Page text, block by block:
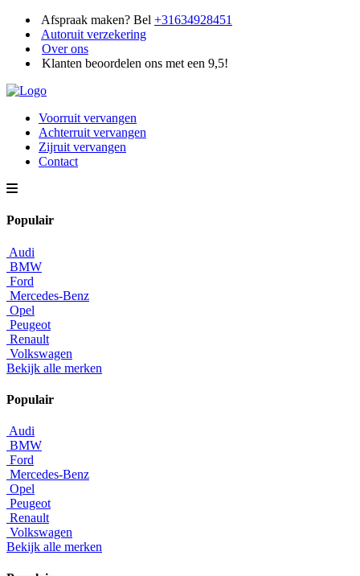
Afspraak maken? Bel +31634928451
Autoruit verzekering
Over ons
Klanten beoordelen ons met een 9,5!
Voorruit vervangen
Achterruit vervangen
Zijruit vervangen
Contact
Populair
Audi
BMW
Ford
Mercedes-Benz
Opel
Peugeot
Renault
Volkswagen
Bekijk alle merken
Populair
Audi
BMW
Ford
Mercedes-Benz
Opel
Peugeot
Renault
Volkswagen
Bekijk alle merken